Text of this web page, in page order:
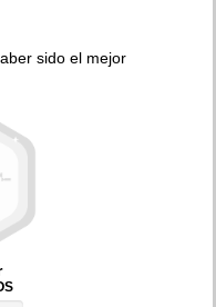
sido el mejor